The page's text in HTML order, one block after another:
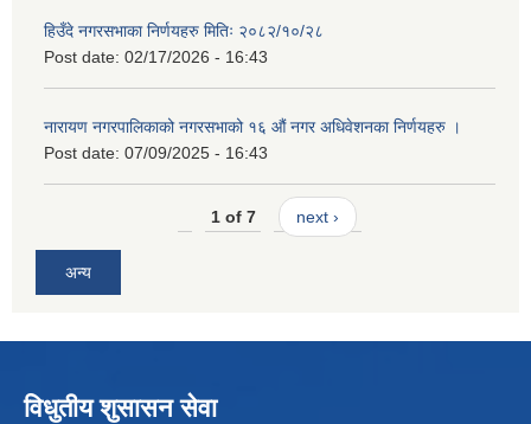
हिउँदे नगरसभाका निर्णयहरु मितिः २०८२/१०/२८
Post date: 02/17/2026 - 16:43
नारायण नगरपालिकाको नगरसभाको १६ औं नगर अधिवेशनका निर्णयहरु ।
Post date: 07/09/2025 - 16:43
1 of 7 next ›
अन्य
विधुतीय शुसासन सेवा